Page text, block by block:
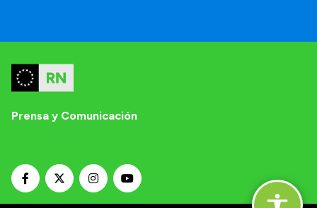
Prensa y Comunicación